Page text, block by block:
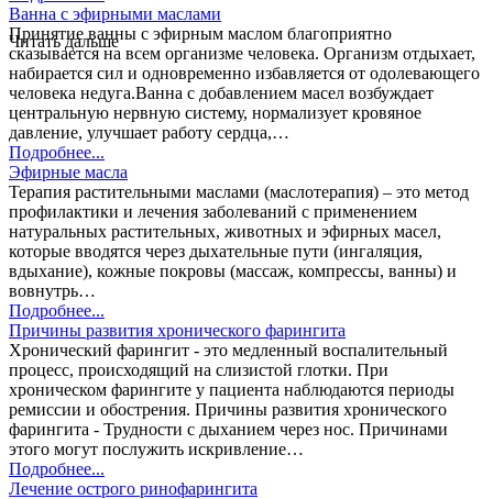
Читать дальше
Ванна с эфирными маслами
Принятие ванны с эфирным маслом благоприятно
сказывается на всем организме человека. Организм отдыхает,
набирается сил и одновременно избавляется от одолевающего
человека недуга.Ванна с добавлением масел возбуждает
центральную нервную систему, нормализует кровяное
давление, улучшает работу сердца,…
Подробнее...
Эфирные масла
Терапия растительными маслами (маслотерапия) – это метод
профилактики и лечения заболеваний с применением
натуральных растительных, животных и эфирных масел,
которые вводятся через дыхательные пути (ингаляция,
вдыхание), кожные покровы (массаж, компрессы, ванны) и
вовнутрь…
Подробнее...
Причины развития хронического фарингита
Хронический фарингит - это медленный воспалительный
процесс, происходящий на слизистой глотки. При
хроническом фарингите у пациента наблюдаются периоды
ремиссии и обострения. Причины развития хронического
фарингита - Трудности с дыханием через нос. Причинами
этого могут послужить искривление…
Подробнее...
Лечение острого ринофарингита